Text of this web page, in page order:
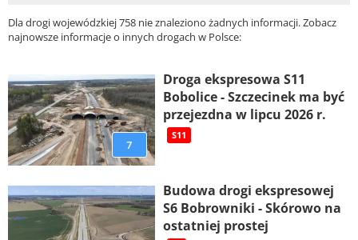
Dla drogi wojewódzkiej 758 nie znaleziono żadnych informacji. Zobacz
najnowsze informacje o innych drogach w Polsce:
7
Droga ekspresowa S11
Bobolice - Szczecinek ma być
przejezdna w lipcu 2026 r.
S11
Budowa drogi ekspresowej
S6 Bobrowniki - Skórowo na
ostatniej prostej